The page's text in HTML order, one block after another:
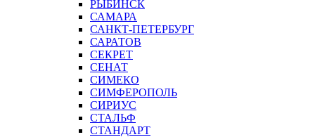
РЫБИНСК
САМАРА
САНКТ-ПЕТЕРБУРГ
САРАТОВ
СЕКРЕТ
СЕНАТ
СИМЕКО
СИМФЕРОПОЛЬ
СИРИУС
СТАЛЬФ
СТАНДАРТ